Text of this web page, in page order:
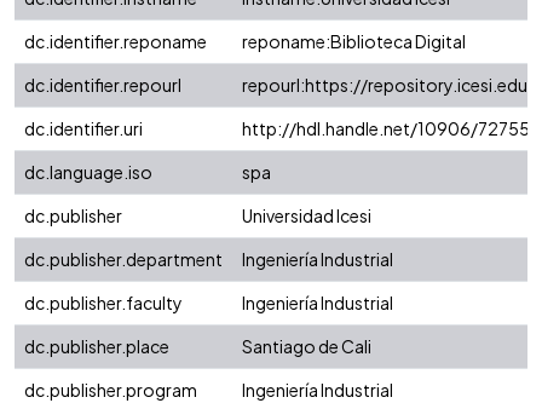
dc.identifier.reponame
reponame:Biblioteca Digital
dc.identifier.repourl
repourl:https://
dc.identifier.uri
http://hdl.handle.net/10906/72755
dc.language.iso
spa
dc.publisher
Universidad Icesi
dc.publisher.department
Ingeniería Industrial
dc.publisher.faculty
Ingeniería Industrial
dc.publisher.place
Santiago de Cali
dc.publisher.program
Ingeniería Industrial